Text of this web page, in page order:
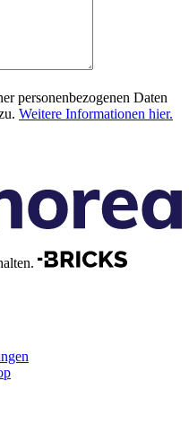
personenbezogenen Daten
Weitere Informationen hier.